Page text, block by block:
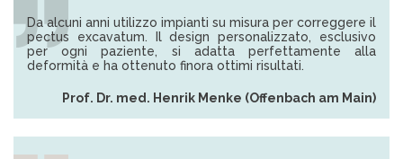
Da alcuni anni utilizzo impianti su misura per correggere il
pectus excavatum. Il design personalizzato, esclusivo
per ogni paziente, si adatta perfettamente alla
deformità e ha ottenuto finora ottimi risultati.
Prof. Dr. med. Henrik Menke (Offenbach am Main)